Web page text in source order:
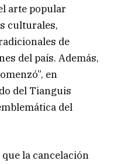
arte popular
culturales,
de
del país. Además,
en
del Tianguis
del
la cancelación